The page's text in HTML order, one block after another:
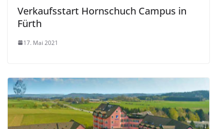
Verkaufsstart Hornschuch Campus in
Fürth
17. Mai 2021